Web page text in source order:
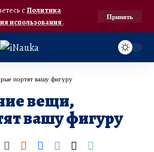
с Политика
использования.
Принять
портят вашу фигуру
вещи,
вашу фигуру